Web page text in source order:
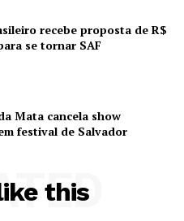
recebe proposta de R$
se tornar SAF
Mata cancela show
festival de Salvador
this